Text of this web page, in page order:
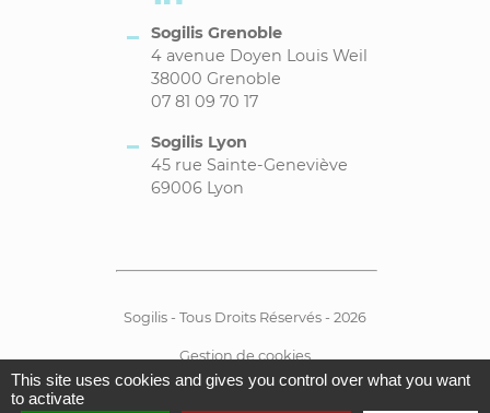
Sogilis Grenoble
4 avenue Doyen Louis Weil
38000 Grenoble
07 81 09 70 17
Sogilis Lyon
45 rue Sainte-Geneviève
69006 Lyon
Sogilis - Tous Droits Réservés - 2026
Gestion de cookies
Mentions Légales
This site uses cookies and gives you control over what you want
to activate